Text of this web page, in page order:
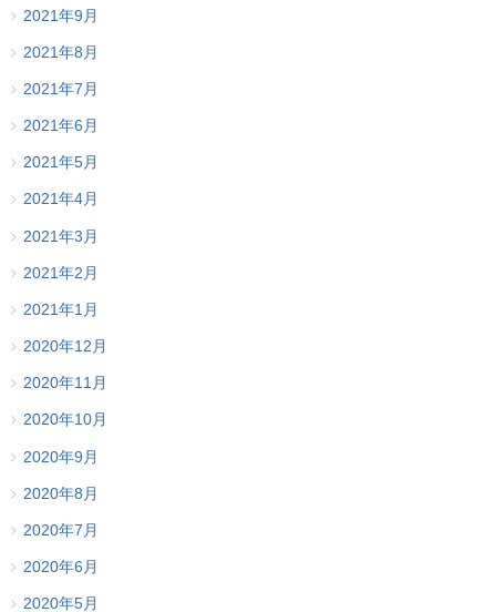
2021年9月
2021年8月
2021年7月
2021年6月
2021年5月
2021年4月
2021年3月
2021年2月
2021年1月
2020年12月
2020年11月
2020年10月
2020年9月
2020年8月
2020年7月
2020年6月
2020年5月